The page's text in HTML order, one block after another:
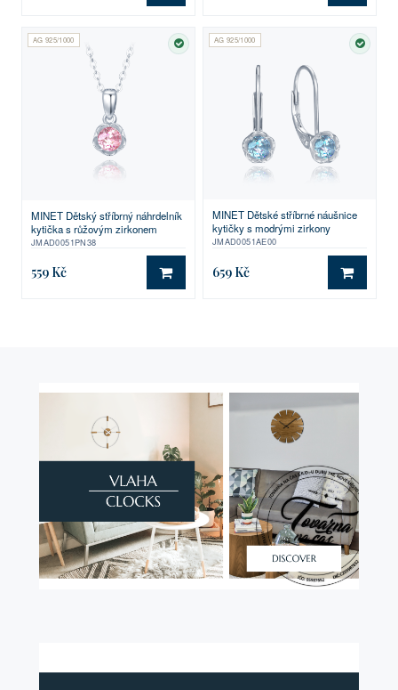
AG 925/1000
SKLADEM
MINET Dětský stříbrný náhrdelník
kytička s růžovým zirkonem
JMAD0051PN38
559 Kč DO KOŠÍKU
AG 925/1000
MINET Dětské stříbrné náušnice
kytičky s modrými zirkony
JMAD0051AE00
659 Kč DO